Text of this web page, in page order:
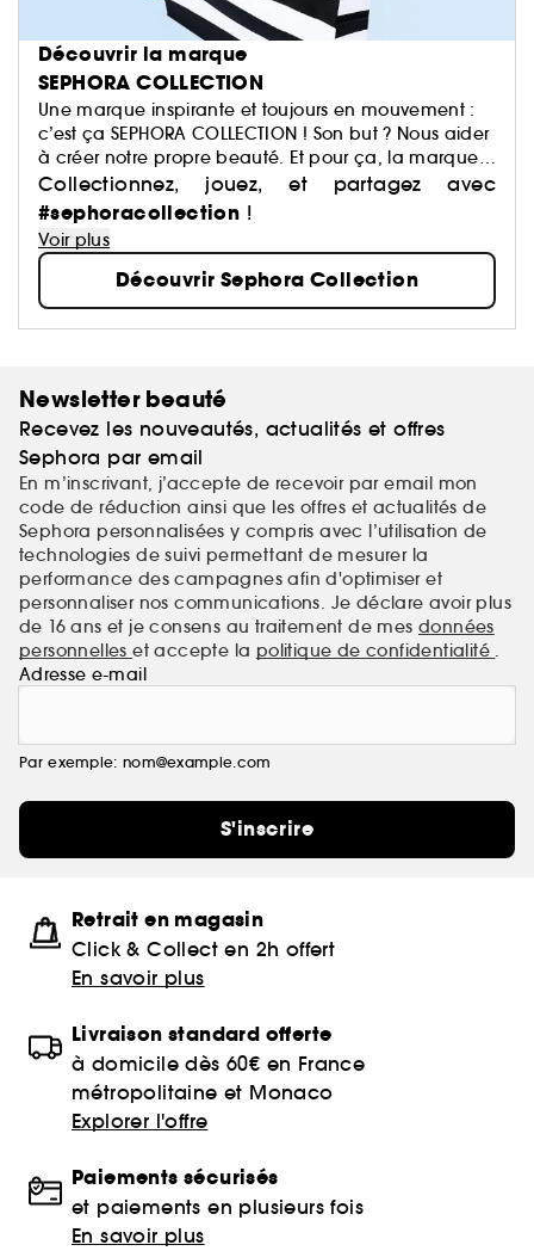
Découvrir la marque
SEPHORA COLLECTION
Une marque inspirante et toujours en mouvement :
c’est ça SEPHORA COLLECTION ! Son but ? Nous aider
à créer notre propre beauté. Et pour ça, la marque
a justement imaginé des centaines de produits : du
maquillage aux soins, du capillaire au parfum, du
bain aux compléments alimentaires,… Avec pour
mission de démocratiser une beauté performante.
Collectionnez, jouez, et partagez avec
#sephoracollection !
Voir plus
Découvrir Sephora Collection
Newsletter beauté
Recevez les nouveautés, actualités et offres
Sephora par email
En m’inscrivant, j’accepte de recevoir par email mon
code de réduction ainsi que les offres et actualités de
Sephora personnalisées y compris avec l’utilisation de
technologies de suivi permettant de mesurer la
performance des campagnes afin d'optimiser et
personnaliser nos communications. Je déclare avoir plus
de 16 ans et je consens au traitement de mes données
personnelleset accepte la politique de confidentialité .
Adresse e-mail
Par exemple: nom@example.com
S'inscrire
Retrait en magasin
Click & Collect en 2h offert
En savoir plus
Livraison standard offerte
à domicile dès 60€ en France
métropolitaine et Monaco
Explorer l'offre
Paiements sécurisés
et paiements en plusieurs fois
En savoir plus